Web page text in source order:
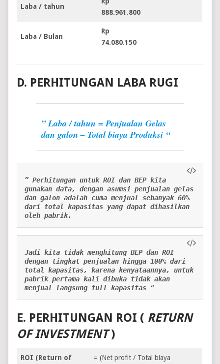
Laba / tahun
888.961.800
Laba / Bulan
Rp
74.080.150
D. PERHITUNGAN LABA RUGI
” Laba / tahun = Penjualan Gelas
dan galon – Total biaya Produksi “
” Perhitungan untuk ROI dan BEP kita
gunakan data, dengan asumsi penjualan gelas
dan galon adalah cuma menjual sebanyak 60%
dari total kapasitas yang dapat dihasilkan
oleh pabrik.
Jadi kita tidak menghitung BEP dan ROI
dengan tingkat penjualan hingga 100% dari
total kapasitas, karena kenyataannya, untuk
pabrik pertama kali dibuka tidak akan
menjual langsung full kapasitas “
E. PERHITUNGAN ROI ( RETURN
OF INVESTMENT)
ROI (Return of
= (Net profit / Total biaya